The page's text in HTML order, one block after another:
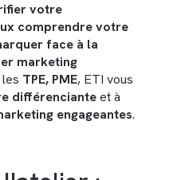
votre
comprendre votre
face à la
marketing
TPE, PME, ETI vous
différencianteet à
engageantes.